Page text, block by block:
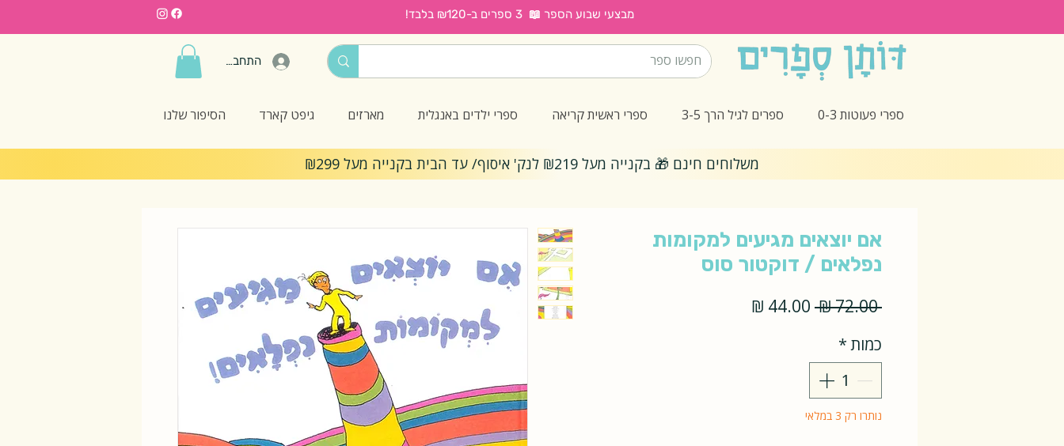
מבצעי שבוע הספר 📖 3 ספרים ב-₪120 בלבד!
התחברות
ספרי פעוטות 0-3 ספרים לגיל הרך 3-5 ספרי ראשית קריאה ספרי ילדים באנגלית מארזים גיפט קארד הסיפור שלנו
משלוחים חינם 🎁 בקנייה מעל ₪219 לנק' איסוף/ עד הבית בקנייה מעל ₪299
אם יוצאים מגיעים למקומות
נפלאים / דוקטור סוס
‏72.00 ‏₪
מחיר
כמות*
נותרו רק 3 במלאי